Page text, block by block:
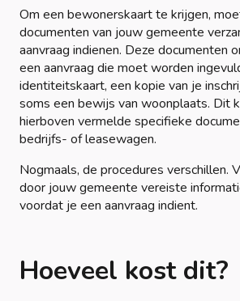
Om een bewonerskaart te krijgen,
documenten van jouw gemeente
aanvraag indienen. Deze documenten
een aanvraag die moet worden
identiteitskaart, een kopie van je
soms een bewijs van woonplaats. Dit
hierboven vermelde specifieke
bedrijfs- of leasewagen.
Nogmaals, de procedures verschillen.
door jouw gemeente vereiste
voordat je een aanvraag indient.
Hoeveel kost dit?